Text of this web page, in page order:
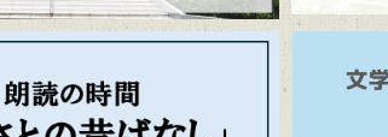
かごしま近代文学館 企画